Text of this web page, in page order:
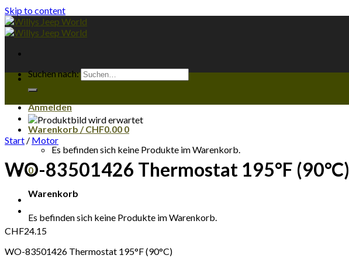
Skip to content
Suchen nach:
Anmelden
Warenkorb /CHF0.00 0
Es befinden sich keine Produkte im Warenkorb.
0
Warenkorb
Es befinden sich keine Produkte im Warenkorb.
Start / Motor
WO-83501426 Thermostat 195°F (90°C)
CHF24.15
WO-83501426 Thermostat 195°F (90°C)